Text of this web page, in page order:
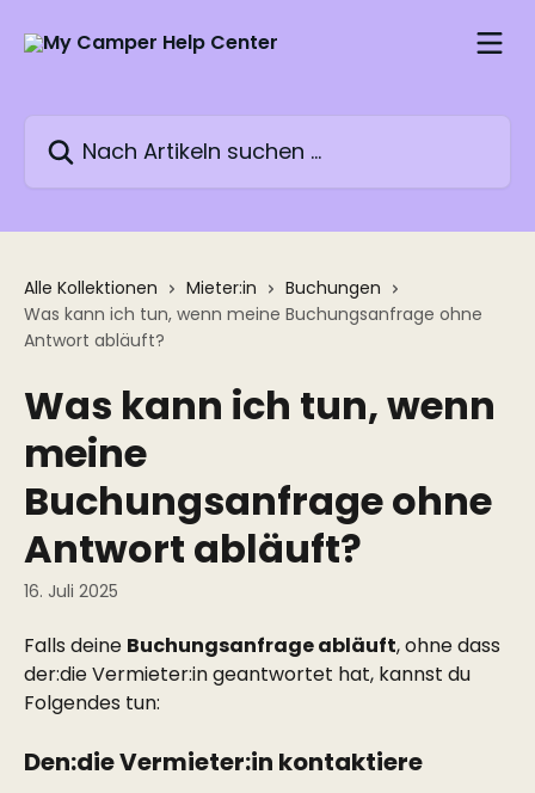
Alle Kollektionen Mieter:in
Buchungen
Was kann ich tun, wenn meine Buchungsanfrage ohne
Antwort abläuft?
Was kann ich tun, wenn
meine
Buchungsanfrage ohne
Antwort abläuft?
16. Juli 2025
Falls deine Buchungsanfrage abläuft, ohne dass
der:die Vermieter:in geantwortet hat, kannst du
Folgendes tun:
Den:die Vermieter:in kontaktiere